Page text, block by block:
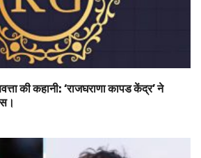
की कहानी: ‘राजघराणा कापड केंद्र’ ने